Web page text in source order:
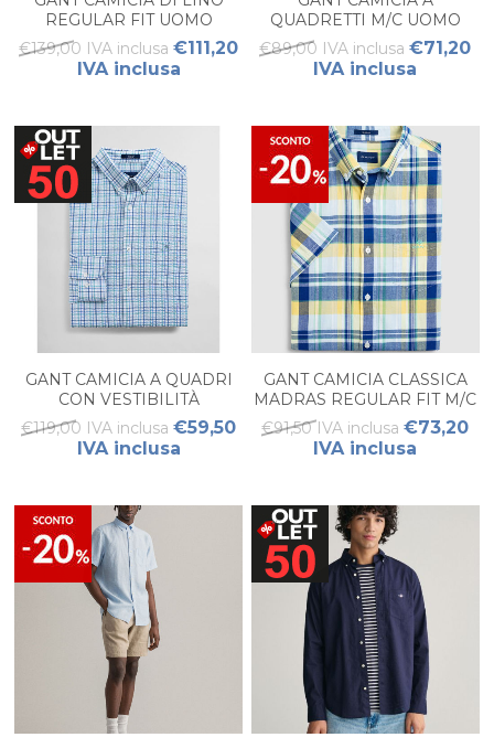
REGULAR FIT UOMO
€139,00 IVA inclusa €111,20
IVA inclusa
QUADRETTI M/C UOMO
€89,00 IVA inclusa €71,20
IVA inclusa
GANT CAMICIA A QUADRI
CON VESTIBILITÀ
REGOLARE TECH PREP
M/L UOMO
€119,00 IVA inclusa €59,50
IVA inclusa
GANT CAMICIA CLASSICA
MADRAS REGULAR FIT M/C
UOMO
€91,50 IVA inclusa €73,20
IVA inclusa